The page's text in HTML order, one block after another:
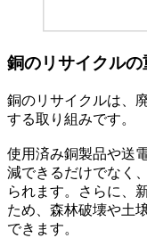
銅のリサイクルの
銅のリサイクルは、
する取り組みです。
使用済み銅製品や送
減できるだけでなく
られます。さらに、
ため、森林破壊や土
できます。